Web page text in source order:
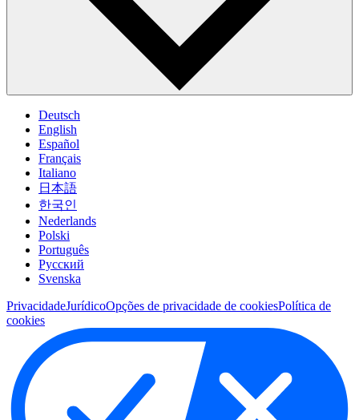
Deutsch
English
Español
Français
Italiano
日本語
한국인
Nederlands
Polski
Português
Pусский
Svenska
PrivacidadeJurídicoOpções de privacidade de cookiesPolítica de
cookies